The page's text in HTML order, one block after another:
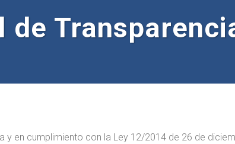
de
en cumplimiento con la Ley 12/2014 de 26 de